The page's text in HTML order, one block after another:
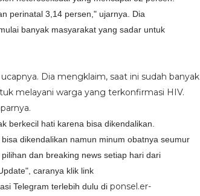
perinatal 3,14 persen," ujarnya. Dia
banyak masyarakat yang sadar untuk
Dia mengklaim, saat ini sudah banyak
melayani warga yang terkonfirmasi HIV.
berkecil hati karena bisa dikendalikan.
dikendalikan namun minum obatnya seumur
dan breaking news setiap hari dari
caranya klik link
Telegram terlebih dulu di ponsel.er-